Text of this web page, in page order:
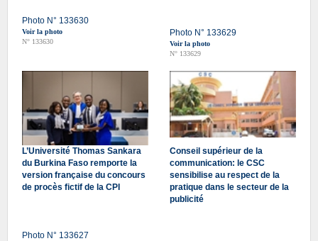
Photo N° 133630
Voir la photo
N° 133630
Photo N° 133629
Voir la photo
N° 133629
L’Université Thomas Sankara
du Burkina Faso remporte la
version française du concours
de procès fictif de la CPI
Photo N° 133627
Conseil supérieur de la
communication: le CSC
sensibilise au respect de la
pratique dans le secteur de la
publicité